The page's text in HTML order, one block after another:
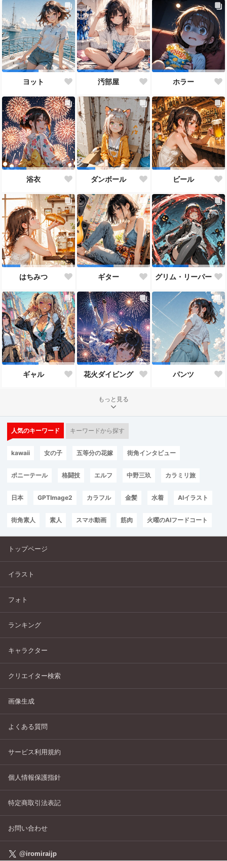
ヨット 汚部屋 ホラー
浴衣 ダンボール ビール
はちみつ ギター グリム・リーパー
ギャル 花火ダイビング パンツ
もっと見る
人気のキーワード キーワードから探す
kawaii 女の子 五等分の花嫁 街角インタビュー
ポニーテール 格闘技 エルフ 中野三玖 カラミリ旅
日本 GPTImage2 カラフル 金髪 水着 AIイラスト
街角素人 素人 スマホ動画 筋肉 火曜のAIフードコート
トップページ
イラスト
フォト
ランキング
キャラクター
クリエイター検索
画像生成
よくある質問
サービス利用規約
個人情報保護指針
特定商取引法表記
お問い合わせ
@iromiraijp